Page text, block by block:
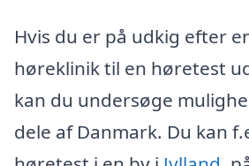
Hvis du er på udkig efter
høreklinik til en høretest
kan du undersøge
dele af Danmark. Du kan